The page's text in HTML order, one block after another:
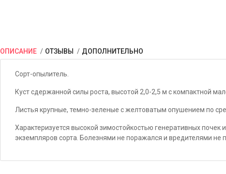
ОПИСАНИЕ ОТЗЫВЫ ДОПОЛНИТЕЛЬНО
Сорт-опылитель.
Куст сдержанной силы роста, высотой 2,0-2,5 м с компактной
Листья крупные, темно-зеленые с желтоватым опушением по
Характеризуется высокой зимостойкостью генеративных
экземпляров сорта. Болезнями не поражался и вредителями не